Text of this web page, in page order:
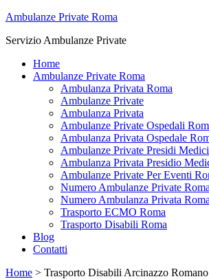
Ambulanze Private Roma
Servizio Ambulanze Private
Home
Ambulanze Private Roma
Ambulanza Privata Roma
Ambulanze Private
Ambulanza Privata
Ambulanze Private Ospedali
Ambulanza Privata Ospedale
Ambulanze Private Presidi
Ambulanza Privata Presidio
Ambulanze Private Per Eventi
Numero Ambulanze Private Roma
Numero Ambulanza Privata Roma
Trasporto ECMO Roma
Trasporto Disabili Roma
Blog
Contatti
Home > Trasporto Disabili Arcinazzo Romano